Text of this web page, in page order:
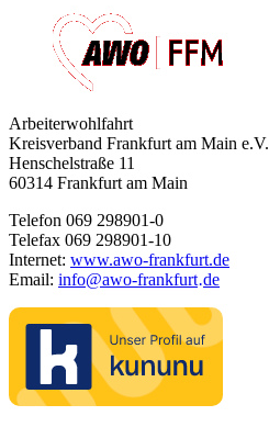
Arbeiterwohlfahrt
Kreisverband Frankfurt am Main e.V.
Henschelstraße 11
60314 Frankfurt am Main
Telefon 069 298901-0
Telefax 069 298901-10
Internet: www.awo-frankfurt.de
Email: info@awo-frankfurt·de